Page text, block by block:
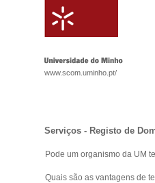
www.scom.uminho.pt/
Serviços - Registo de
Pode um organismo da UM
Quais são as vantagens de